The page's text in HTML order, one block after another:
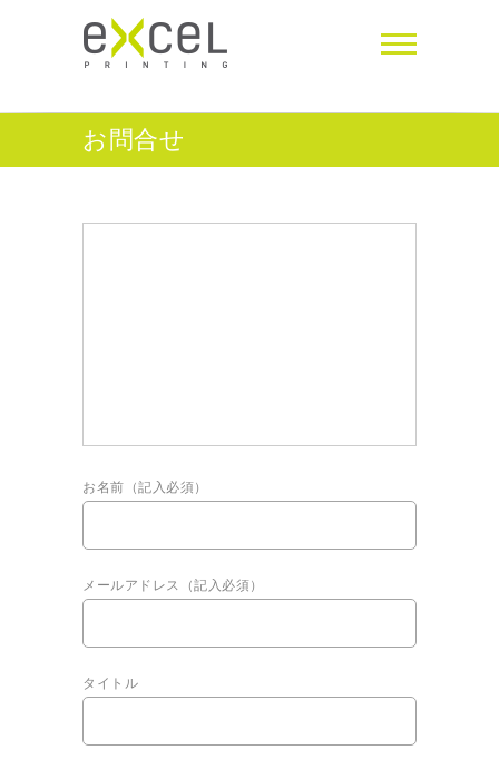
お問合せ
お名前（記入必須）
メールアドレス（記入必須）
タイトル